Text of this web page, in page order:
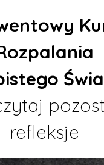
refleksje